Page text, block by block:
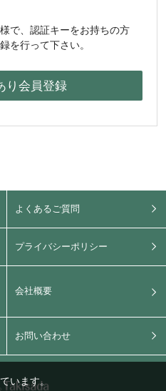
で、認証キーをお持ちの方
を行って下さい。
よくあるご質問
プライバシーポリシー
会社概要
お問い合わせ
います。